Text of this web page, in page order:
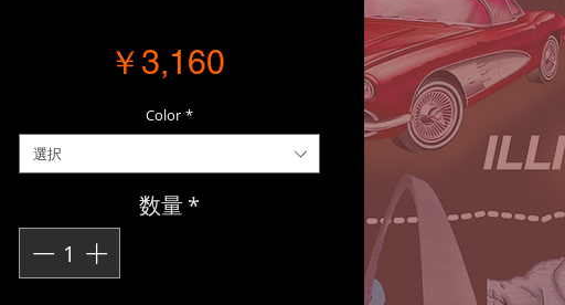
￥3,160価格
Color *
選択
数量*